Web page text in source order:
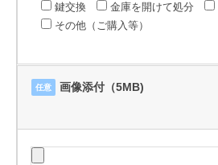
鍵交換
金庫を開けて処分
その他（ご購入等）
任意 画像添付（5MB)